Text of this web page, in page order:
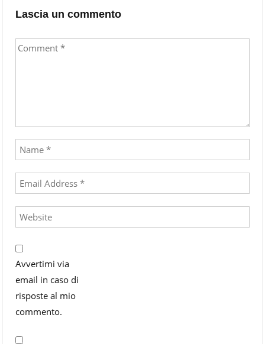
Lascia un commento
Avvertimi via
email in caso di
risposte al mio
commento.